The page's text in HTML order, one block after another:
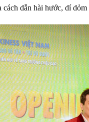
cách dẫn hài hước, dí